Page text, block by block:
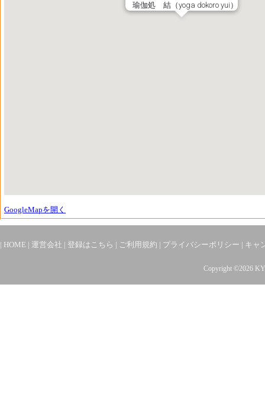
瑜伽処 結（yoga dokoro yui）
GoogleMapを開く
| HOME | 運営会社 | 登録はこちら | ご利用規約 | プライバシーポリシー | キャ
Copyright ©2026